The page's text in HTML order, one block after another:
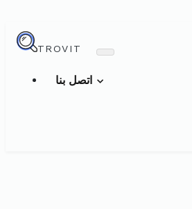
TROVIT